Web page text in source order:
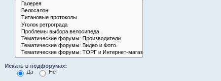
Искать в подфорумах:
Да
Нет